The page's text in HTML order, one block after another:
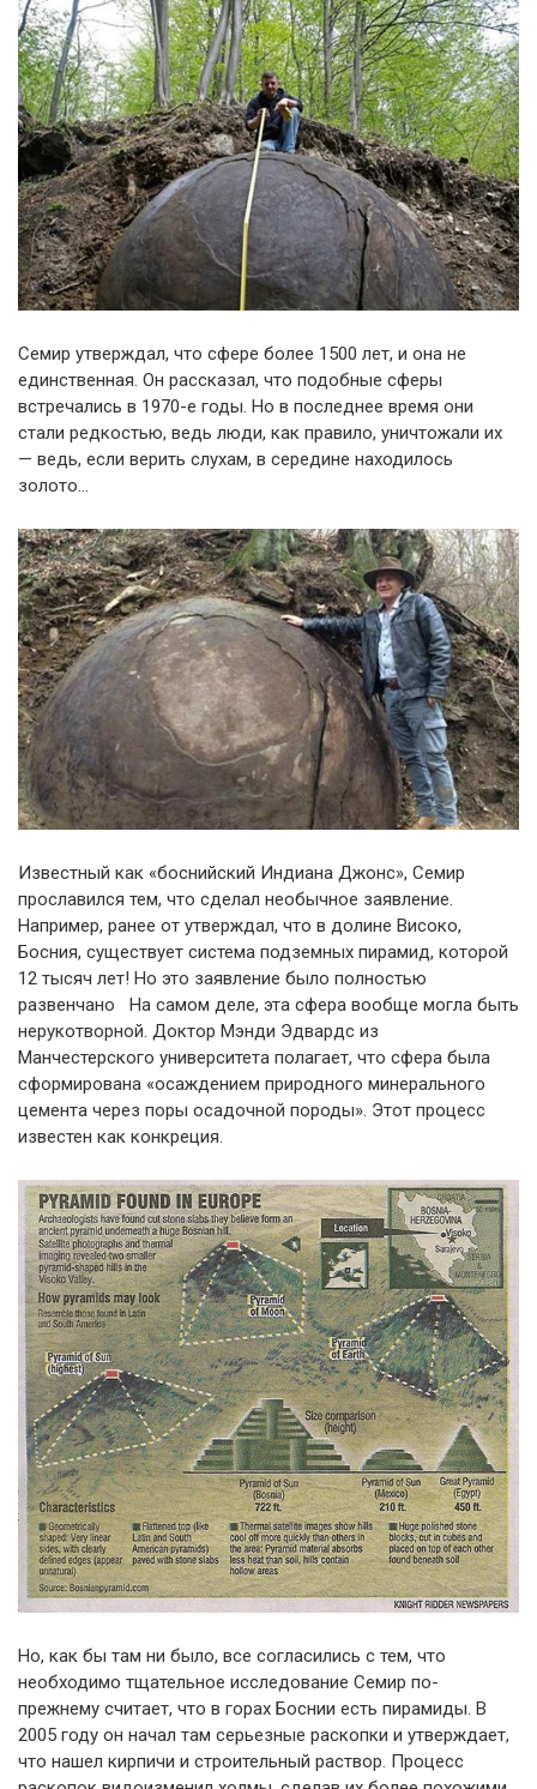
Семир утверждал, что сфере более 1500 лет, и она не
единственная. Он рассказал, что подобные сферы
встречались в 1970-е годы. Но в последнее время они
стали редкостью, ведь люди, как правило, уничтожали их
— ведь, если верить слухам, в середине находилось
золото…
Известный как «боснийский Индиана Джонс», Семир
прославился тем, что сделал необычное заявление.
Например, ранее от утверждал, что в долине Високо,
Босния, существует система подземных пирамид, которой
12 тысяч лет! Но это заявление было полностью
развенчано На самом деле, эта сфера вообще могла быть
нерукотворной. Доктор Мэнди Эдвардс из
Манчестерского университета полагает, что сфера была
сформирована «осаждением природного минерального
цемента через поры осадочной породы». Этот процесс
известен как конкреция.
Но, как бы там ни было, все согласились с тем, что
необходимо тщательное исследование Семир по-
прежнему считает, что в горах Боснии есть пирамиды. В
2005 году он начал там серьезные раскопки и утверждает,
что нашел кирпичи и строительный раствор. Процесс